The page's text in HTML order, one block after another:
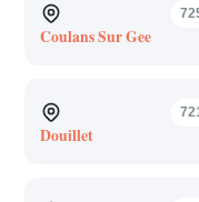
Coulans Sur Gee
Douillet